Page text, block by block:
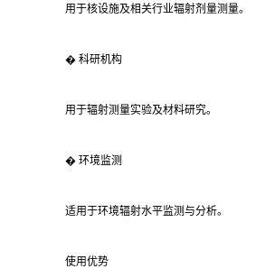
用于核设施及相关行业辐射剂量测量。
� 科研机构
用于辐射测量实验及材料研究。
� 环境监测
适用于环境辐射水平监测与分析。
使用优势